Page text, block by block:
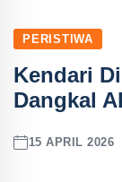
PERISTIWA
Kendari
Dangkal
15 APRIL 2026